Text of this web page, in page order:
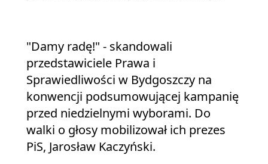
"Damy radę!" - skandowali
przedstawiciele Prawa i
Sprawiedliwości w Bydgoszczy na
konwencji podsumowującej kampanię
przed niedzielnymi wyborami. Do
walki o głosy mobilizował ich prezes
PiS, Jarosław Kaczyński.